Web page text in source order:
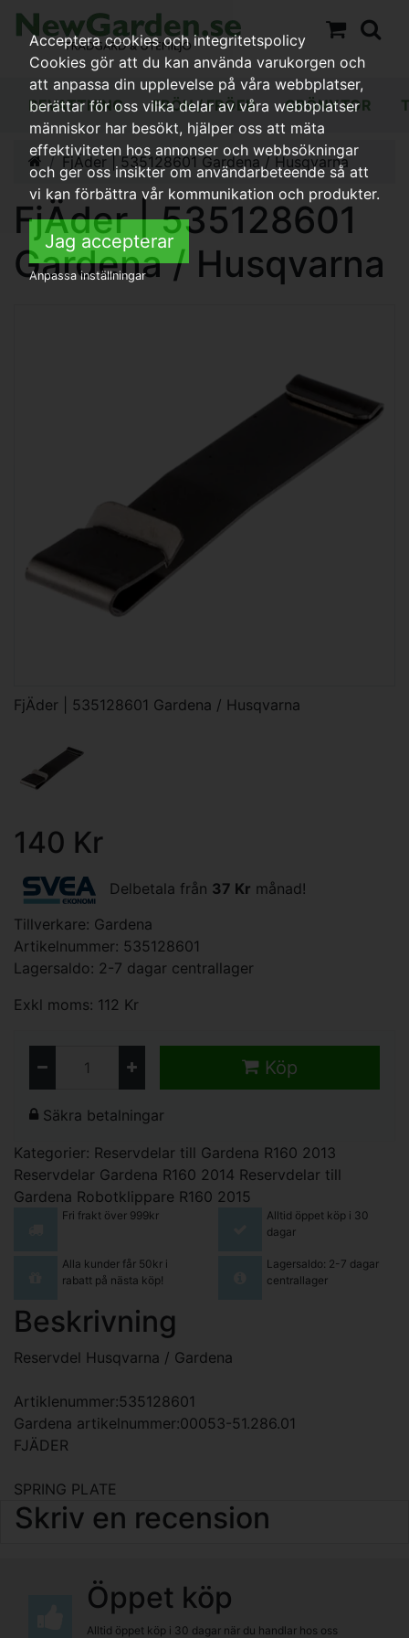
BEVATTNING FRÖN / FRÖER GRÖNYTOR
FjÄder | 535128601 Gardena / Husqvarna
FjÄder | 535128601
Gardena / Husqvarna
FjÄder | 535128601 Gardena / Husqvarna
140 Kr
Delbetala från 37 Kr månad!
Tillverkare: Gardena
Artikelnummer: 535128601
Lagersaldo: 2-7 dagar centrallager
Exkl moms: 112 Kr
Köp
Säkra betalningar
Kategorier: Reservdelar till Gardena R160 2013
Reservdelar Gardena R160 2014 Reservdelar till
Gardena Robotklippare R160 2015
Fri frakt över 999kr
Alltid öppet köp i 30
dagar
Alla kunder får 50kr i
rabatt på nästa köp!
Lagersaldo: 2-7 dagar
centrallager
Beskrivning
Reservdel Husqvarna / Gardena
Artiklenummer:535128601
Gardena artikelnummer:00053-51.286.01
FJÄDER
SPRING PLATE
Skriv en recension
Öppet köp
Alltid öppet köp i 30 dagar när du handlar hos oss
Acceptera cookies och integritetspolicy
Cookies gör att du kan använda varukorgen och
att anpassa din upplevelse på våra webbplatser,
berättar för oss vilka delar av våra webbplatser
människor har besökt, hjälper oss att mäta
effektiviteten hos annonser och webbsökningar
och ger oss insikter om användarbeteende så att
vi kan förbättra vår kommunikation och produkter.
Jag accepterar
Anpassa inställningar